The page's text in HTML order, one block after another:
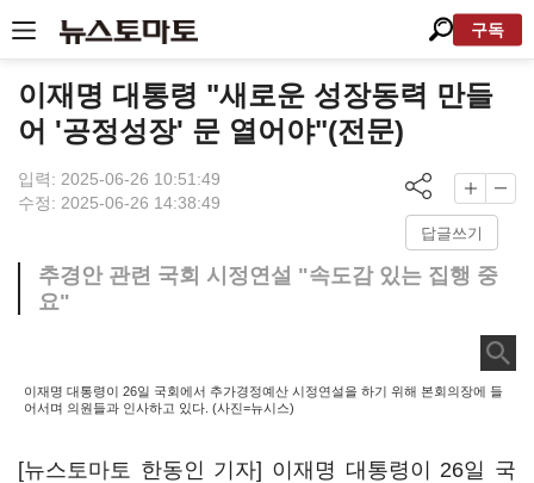
구독
이재명 대통령 "새로운 성장동력 만들
어 '공정성장' 문 열어야"(전문)
입력: 2025-06-26 10:51:49
수정: 2025-06-26 14:38:49
답글쓰기
추경안 관련 국회 시정연설 "속도감 있는 집행 중
요"
이재명 대통령이 26일 국회에서 추가경정예산 시정연설을 하기 위해 본회의장에 들
어서며 의원들과 인사하고 있다. (사진=뉴시스)
[뉴스토마토 한동인 기자] 이재명 대통령이 26일 국